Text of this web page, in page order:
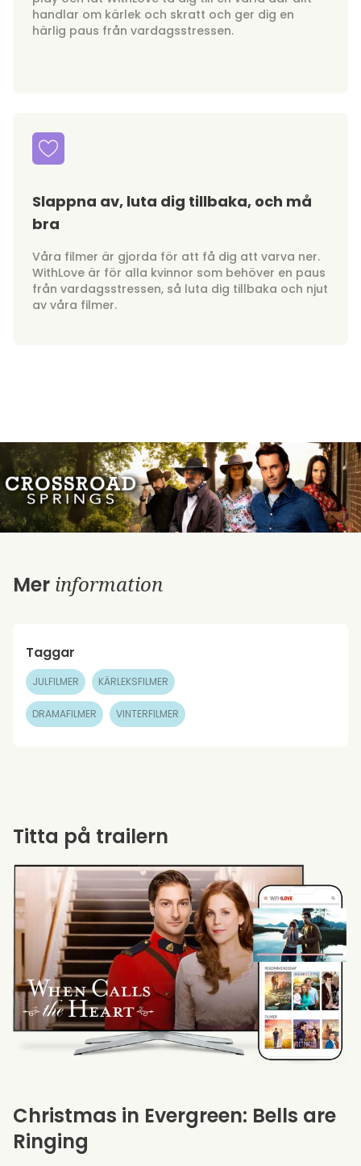
handlar om kärlek och skratt och ger dig en
härlig paus från vardagsstressen.
Slappna av, luta dig tillbaka, och må
bra
Våra filmer är gjorda för att få dig att varva ner.
WithLove är för alla kvinnor som behöver en paus
från vardagsstressen, så luta dig tillbaka och njut
av våra filmer.
Mer information
Taggar
JULFILMER KÄRLEKSFILMER
DRAMAFILMER VINTERFILMER
Christmas in Evergreen: Bells are
Ringing
Titta på trailern